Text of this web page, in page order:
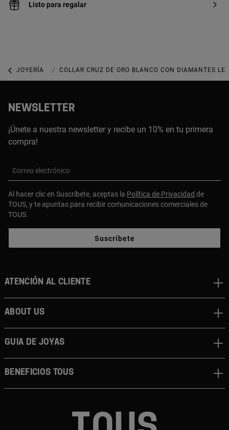
Listo para regalar
JOYERÍA JOYAS DE ORO BLANCO
COLLAR CRUZ DE ORO BLANCO CON DIAMANTES
NEWSLETTER
¡Únete a nuestra newsletter y recibe un 10% en tu primera
compra!
Correo electrónico
Al hacer clic en Suscríbete, aceptas la Política de Privacidad de
TOUS, y te apuntas para recibir comunicaciones comerciales de
TOUS.
Suscríbete
Atención al cliente
About us
Guia de joyas
Beneficios TOUS